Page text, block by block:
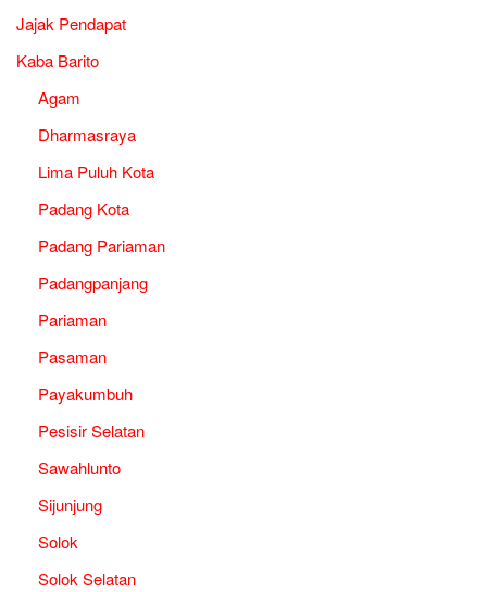
Jajak Pendapat
Kaba Barito
Agam
Dharmasraya
Lima Puluh Kota
Padang Kota
Padang Pariaman
Padangpanjang
Pariaman
Pasaman
Payakumbuh
Pesisir Selatan
Sawahlunto
Sijunjung
Solok
Solok Selatan